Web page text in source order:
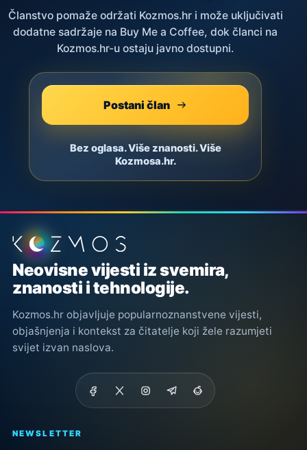
Članstvo pomaže održati Kozmos.hr i može uključivati
dodatne sadržaje na Buy Me a Coffee, dok članci na
Kozmos.hr-u ostaju javno dostupni.
Postani član
Bez oglasa. Više znanosti. Više
Kozmosa.hr.
Podnožje stranice
Neovisne vijesti iz svemira,
znanosti i tehnologije.
Kozmos.hr objavljuje popularnoznanstvene vijesti,
objašnjenja i kontekst za čitatelje koji žele razumjeti
svijet izvan naslova.
NEWSLETTER